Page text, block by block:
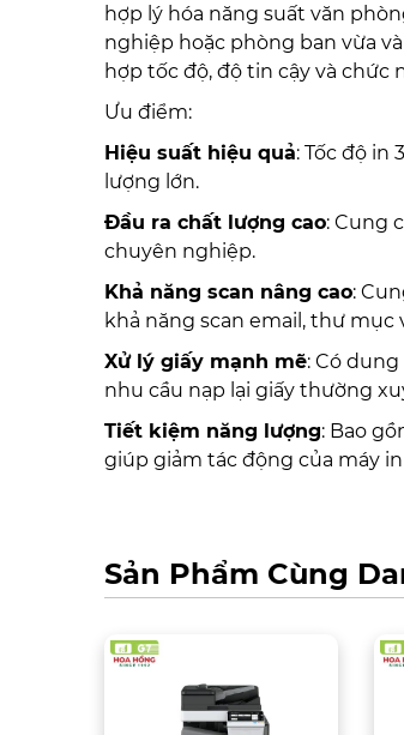
hợp lý hóa năng suất văn
nghiệp hoặc phòng ban vừa
hợp tốc độ, độ tin cậy và chức
Ưu điểm:
Hiệu suất hiệu quả: Tốc độ
lượng lớn.
Đầu ra chất lượng cao: Cung
chuyên nghiệp.
Khả năng scan nâng cao:
khả năng scan email, thư
Xử lý giấy mạnh mẽ: Có
nhu cầu nạp lại giấy thường
Tiết kiệm năng lượng: Bao
giúp giảm tác động của máy
Sản Phẩm Cùng